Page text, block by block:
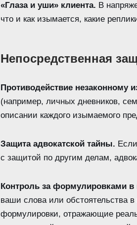
«Глаза и уши» клиента. В
что и как изымается, какие
Непосредственная
Противодействие незаконному
(например, личных дневников,
описании каждого изымаемого
Защита адвокатской тайны.
с защитой по другим делам,
Контроль за формулировками в
ваши слова или обстоятельства
формулировки, отражающие